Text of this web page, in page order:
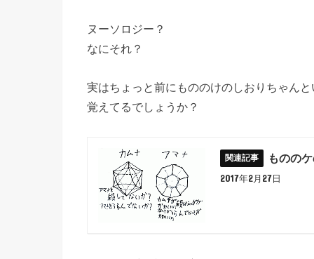
ヌーソロジー？
なにそれ？
実はちょっと前にもののけのしおりちゃん
覚えてるでしょうか？
ものの
2017年2月27日